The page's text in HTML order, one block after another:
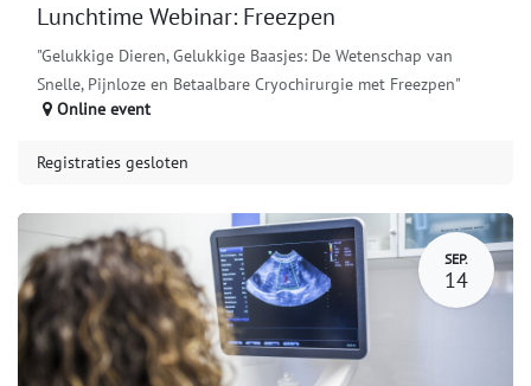
Lunchtime Webinar: Freezpen
"Gelukkige Dieren, Gelukkige Baasjes: De Wetenschap van
Snelle, Pijnloze en Betaalbare Cryochirurgie met Freezpen"
Online event
Registraties gesloten
SEP.
14